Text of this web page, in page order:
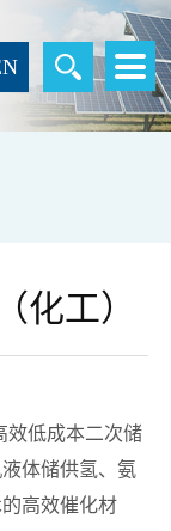
化工）
效低成本二次储
体储供氢、氨
高效催化材